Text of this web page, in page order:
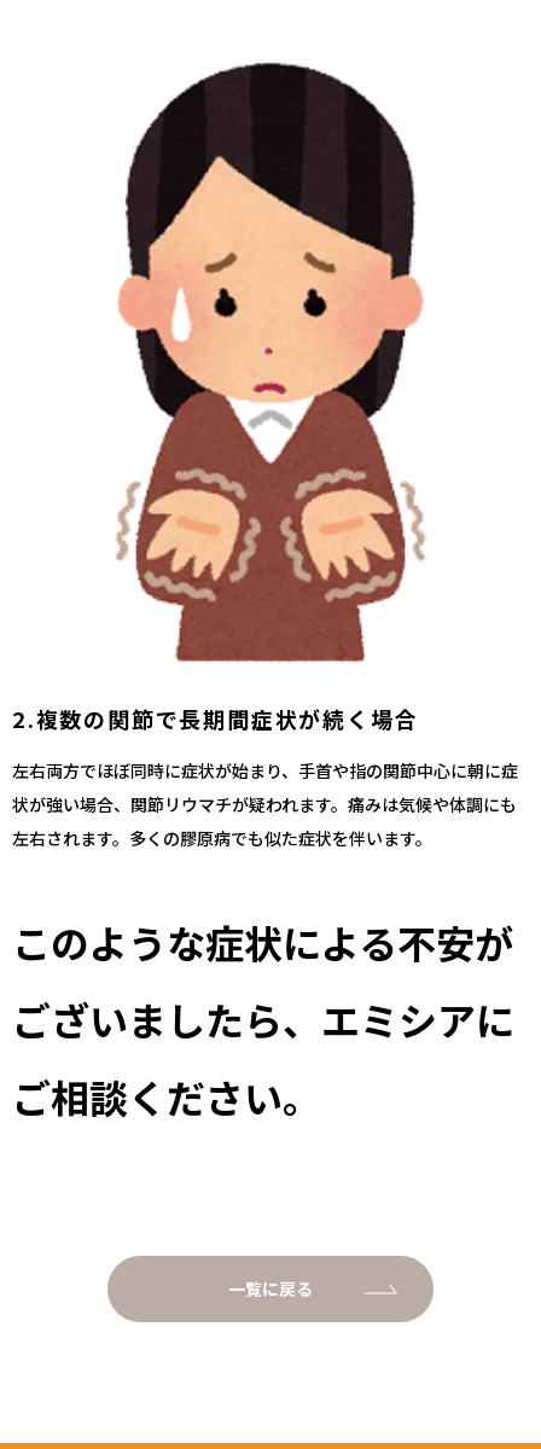
2.複数の関節で長期間症状が続く場合
左右両方でほぼ同時に症状が始まり、手首や指の関節中心に朝に症
状が強い場合、関節リウマチが疑われます。痛みは気候や体調にも
左右されます。多くの膠原病でも似た症状を伴います。
このような症状による不安が
ございましたら、エミシアに
ご相談ください。
一覧に戻る